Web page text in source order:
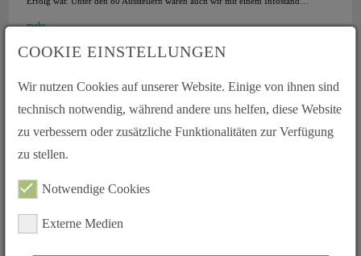
mehr...
Einweihung der Gedenktafel am Universitätsklinikum Regensburg
COOKIE EINSTELLUNGEN
Wir nutzen Cookies auf unserer Website. Einige von ihnen sind
technisch notwendig, während andere uns helfen, diese Website
zu verbessern oder zusätzliche Funktionalitäten zur Verfügung
zu stellen.
Notwendige Cookies
Externe Medien